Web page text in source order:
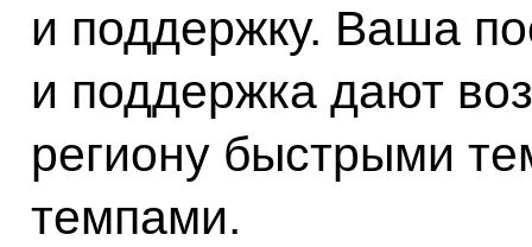
и поддержку. Ваша
и поддержка дают
региону быстрыми
темпами.